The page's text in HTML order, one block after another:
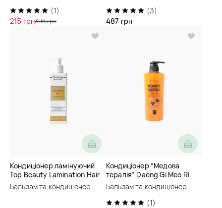
(1)
215 грн395 грн
(3)
487 грн
Кондиціонер ламінуючий
Top Beauty Lamination Hair
Conditioner
Бальзам та кондиціонер
Кондиціонер “Медова
терапія” Daeng Gi Meo Ri
Professional Honey Therapy
Бальзам та кондиціонер
(1)